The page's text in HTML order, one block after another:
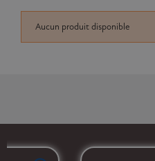
Aucun produit disponible